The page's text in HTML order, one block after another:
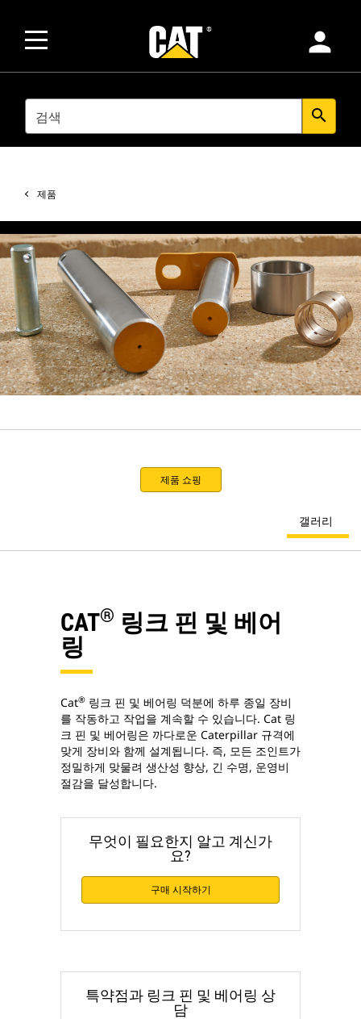
person
SEARCH search
제품
제품 쇼핑
갤러리
CAT® 링크 핀 및 베어
링
Cat® 링크 핀 및 베어링 덕분에 하루 종일 장비
를 작동하고 작업을 계속할 수 있습니다. Cat 링
크 핀 및 베어링은 까다로운 Caterpillar 규격에
맞게 장비와 함께 설계됩니다. 즉, 모든 조인트가
정밀하게 맞물려 생산성 향상, 긴 수명, 운영비
절감을 달성합니다.
무엇이 필요한지 알고 계신가
요?
구매 시작하기
특약점과 링크 핀 및 베어링 상
담